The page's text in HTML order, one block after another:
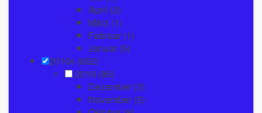
April (2)
März (1)
Februar (1)
Januar (5)
2010s (652)
2019 (86)
Dezember (3)
November (5)